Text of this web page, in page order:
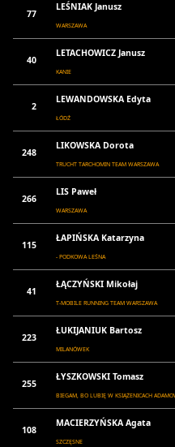
77
LEŚNIAK Janusz
WARSZAWA
40
LETACHOWICZ Janusz
KANIE
2
LEWANDOWSKA Edyta
ŁÓDŹ
248
LIKOWSKA Dorota
TRUCHT TARCHOMIN TEAM WARSZAWA
266
LIS Paweł
WARSZAWA
115
ŁAPIŃSKA Katarzyna
- PODKOWA LEŚNA
41
ŁĄCZYŃSKI Mikołaj
T-MOBILE RUNNING TEAM WARSZAWA
223
ŁUKIJANIUK Bartosz
MILANÓWEK
255
ŁYSZKOWSKI Tomasz
BIEGAM, BO LUBIĘ W KSIĄŻENICACH
108
MACIERZYŃSKA Agata
SZCZĘSNE